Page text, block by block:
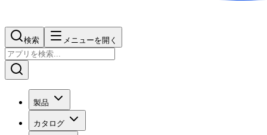
検索 メニューを開く
製品
カタログ